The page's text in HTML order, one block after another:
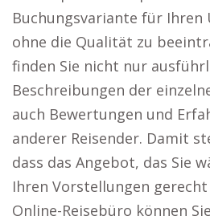
Buchungsvariante für Ihren
ohne die Qualität zu
finden Sie nicht nur
Beschreibungen der
auch Bewertungen und
anderer Reisender. Damit
dass das Angebot, das Sie
Ihren Vorstellungen
Online-Reisebüro können